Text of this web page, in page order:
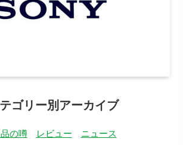
ゴリー別アーカイブ
の噂 レビュー ニュース